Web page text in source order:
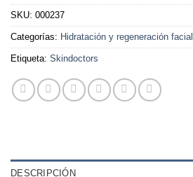
SKU: 000237
Categorías: Hidratación y regeneración facial
Etiqueta: Skindoctors
DESCRIPCIÓN